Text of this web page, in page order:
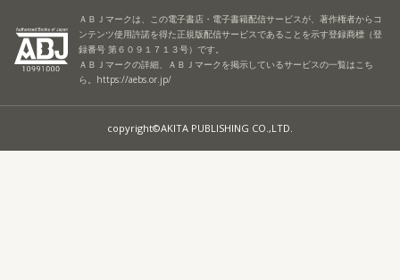
ＡＢＪマークは、この電子書店・電子書籍配信サービスが、著作権者からコ
ンテンツ使用許諾を得た正規版配信サービスであることを示す登録商標（登
録番号 第６０９１７１３号）です。
ＡＢＪマークの詳細、ＡＢＪマークを掲示しているサービスの一覧はこち
ら。 https://aebs.or.jp/
copyright©AKITA PUBLISHING CO.,LTD.